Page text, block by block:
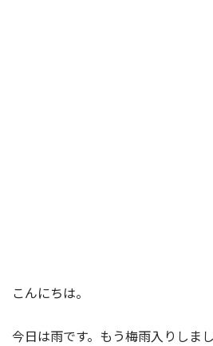
こんにちは。
今日は雨です。もう梅雨入りしまし